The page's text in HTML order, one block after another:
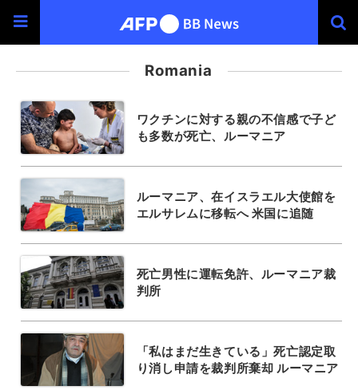
Romania
ワクチンに対する親の不信感で子ど
も多数が死亡、ルーマニア
ルーマニア、在イスラエル大使館を
エルサレムに移転へ 米国に追随
死亡男性に運転免許、ルーマニア裁
判所
「私はまだ生きている」死亡認定取
り消し申請を裁判所棄却 ルーマニア